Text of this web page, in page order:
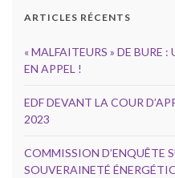
ARTICLES RÉCENTS
« MALFAITEURS » DE BURE
EN APPEL !
EDF DEVANT LA COUR
2023
COMMISSION D’ENQUÊTE
SOUVERAINETÉ